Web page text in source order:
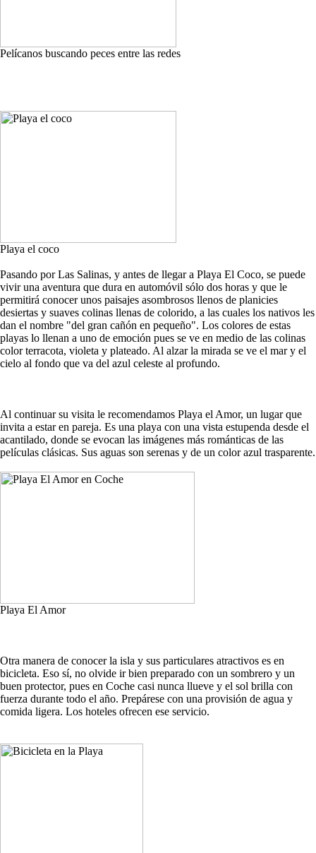
Pelícanos buscando peces entre las redes
Playa el coco
Pasando por Las Salinas, y antes de llegar a Playa El Coco, se puede
vivir una aventura que dura en automóvil sólo dos horas y que le
permitirá conocer unos paisajes asombrosos llenos de planicies
desiertas y suaves colinas llenas de colorido, a las cuales los nativos les
dan el nombre "del gran cañón en pequeño". Los colores de estas
playas lo llenan a uno de emoción pues se ve en medio de las colinas
color terracota, violeta y plateado. Al alzar la mirada se ve el mar y el
cielo al fondo que va del azul celeste al profundo.
Al continuar su visita le recomendamos Playa el Amor, un lugar que
invita a estar en pareja. Es una playa con una vista estupenda desde el
acantilado, donde se evocan las imágenes más románticas de las
películas clásicas. Sus aguas son serenas y de un color azul trasparente.
Playa El Amor
Otra manera de conocer la isla y sus particulares atractivos es en
bicicleta. Eso sí, no olvide ir bien preparado con un sombrero y un
buen protector, pues en Coche casi nunca llueve y el sol brilla con
fuerza durante todo el año. Prepárese con una provisión de agua y
comida ligera. Los hoteles ofrecen ese servicio.